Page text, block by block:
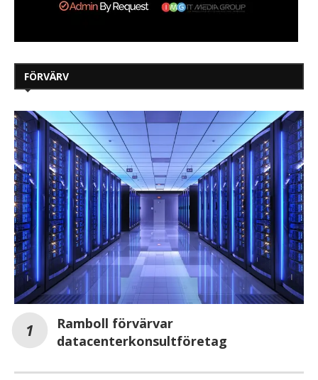
FÖRVÄRV
Ramboll förvärvar
datacenterkonsultföretag